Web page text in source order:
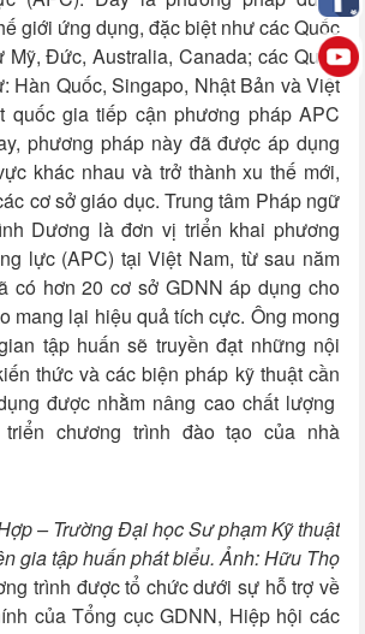
giới ứng dụng, đặc biệt như các Quốc
Mỹ, Đức, Australia, Canada; các Quốc
Hàn Quốc, Singapo, Nhật Bản và Việt
quốc gia tiếp cận phương pháp APC
phương pháp này đã được áp dụng
khác nhau và trở thành xu thế mới,
cơ sở giáo dục. Trung tâm Pháp ngữ
Dương là đơn vị triển khai phương
lực (APC) tại Việt Nam, từ sau năm
có hơn 20 cơ sở GDNN áp dụng cho
mang lại hiệu quả tích cực. Ông mong
tập huấn sẽ truyền đạt những nội
thức và các biện pháp kỹ thuật cần
được nhằm nâng cao chất lượng
chương trình đào tạo của nhà
– Trường Đại học Sư phạm Kỹ thuật
gia tập huấnphát biểu. Ảnh: Hữu Thọ
trình được tổ chức dưới sự hỗ trợ về
của Tổng cục GDNN, Hiệp hội các